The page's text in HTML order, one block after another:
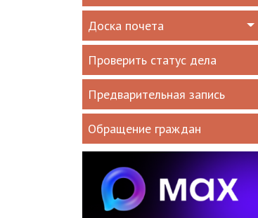
Доска почета
Проверить статус дела
Предварительная запись
Обращение граждан